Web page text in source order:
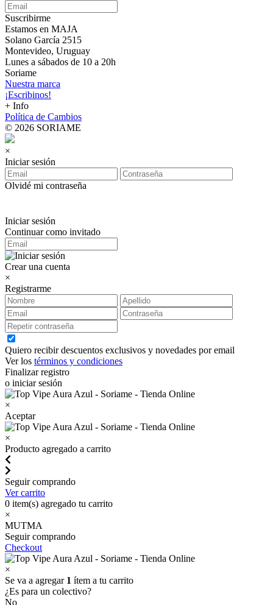
Suscribirme
Estamos en MAJA
Solano García 2515
Montevideo, Uruguay
Lunes a sábados de 10 a 20h
Soriame
Nuestra marca
¡Escribinos!
+ Info
Política de Cambios
© 2026 SORIAME
×
Iniciar sesión
Olvidé mi contraseña
Iniciar sesión
Continuar como invitado
Crear una cuenta
×
Registrarme
Quiero recibir descuentos exclusivos y novedades por email
Ver los términos y condiciones
Finalizar registro
o iniciar sesión
×
Aceptar
×
Producto agregado a carrito
Seguir comprando
Ver carrito
0 item(s) agregado tu carrito
×
MUTMA
Seguir comprando
Checkout
×
Se va a agregar 1 ítem a tu carrito
¿Es para un colectivo?
No